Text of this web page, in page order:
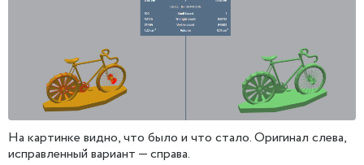
На картинке видно, что было и что стало. Оригинал слева,
исправленный вариант — справа.